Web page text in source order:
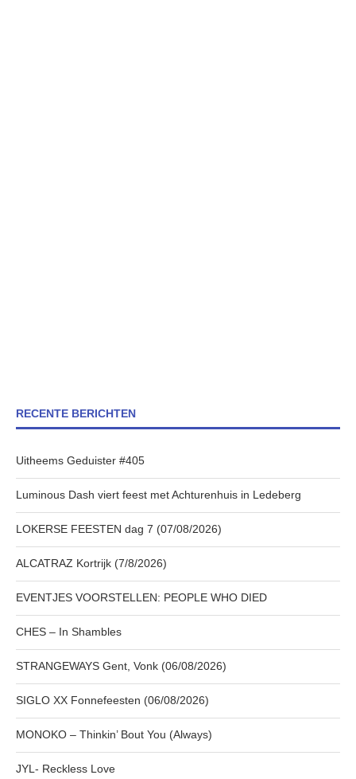
RECENTE BERICHTEN
Uitheems Geduister #405
Luminous Dash viert feest met Achturenhuis in Ledeberg
LOKERSE FEESTEN dag 7 (07/08/2026)
ALCATRAZ Kortrijk (7/8/2026)
EVENTJES VOORSTELLEN: PEOPLE WHO DIED
CHES – In Shambles
STRANGEWAYS Gent, Vonk (06/08/2026)
SIGLO XX Fonnefeesten (06/08/2026)
MONOKO – Thinkin’ Bout You (Always)
JYL- Reckless Love